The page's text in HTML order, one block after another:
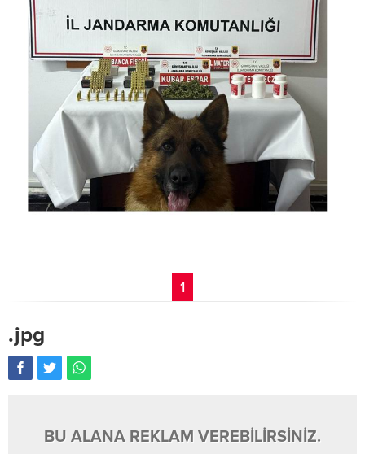
1
.jpg
BU ALANA REKLAM VEREBİLİRSİNİZ.